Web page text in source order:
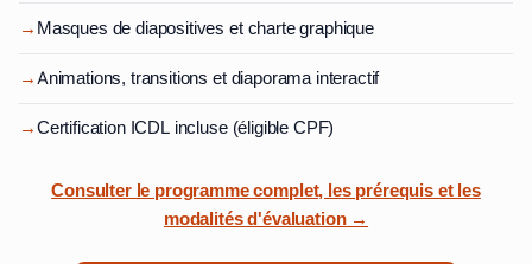
→ Masques de diapositives et charte graphique
→Animations, transitions et diaporama interactif
→Certification ICDL incluse (éligible CPF)
Consulter le programme complet, les prérequis et les
modalités d'évaluation →